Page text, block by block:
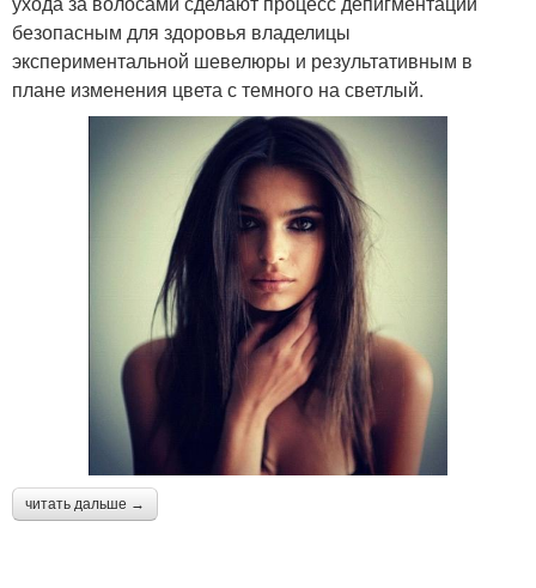
безопасным для здоровья владелицы
экспериментальной шевелюры и результативным в
плане изменения цвета с темного на светлый.
читать дальше →